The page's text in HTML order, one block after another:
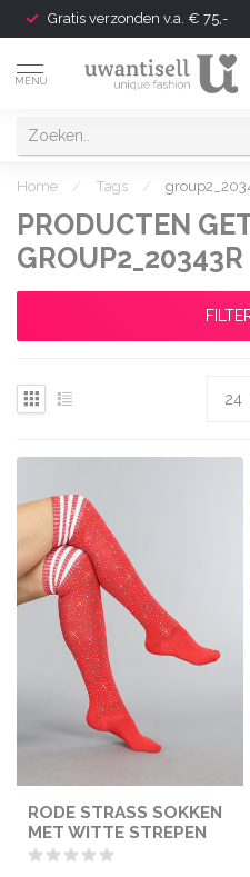
Gratis verzonden v.a. € 75,-
MENU
Home / Tags /
PRODUCTEN
GROUP2_20343R
RODE STRASS SOKKEN
MET WITTE STREPEN